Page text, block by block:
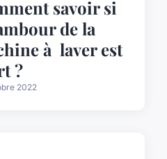
savoir si
de la
à laver est
?
2022